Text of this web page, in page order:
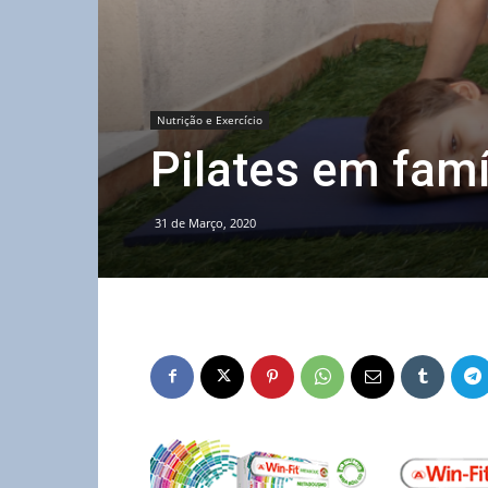
Nutrição e Exercício
Pilates em
31 de Março, 2020